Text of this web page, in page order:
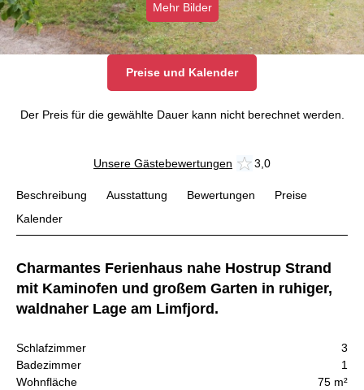
Mehr Bilder
Preise und Kalender
Der Preis für die gewählte Dauer kann nicht berechnet werden.
Unsere Gästebewertungen 3,0
Beschreibung Ausstattung Bewertungen
Preise
Kalender
Charmantes Ferienhaus nahe Hostrup Strand
mit Kaminofen und großem Garten in ruhiger,
waldnaher Lage am Limfjord.
Schlafzimmer
3
Badezimmer
1
Wohnfläche
75 m²